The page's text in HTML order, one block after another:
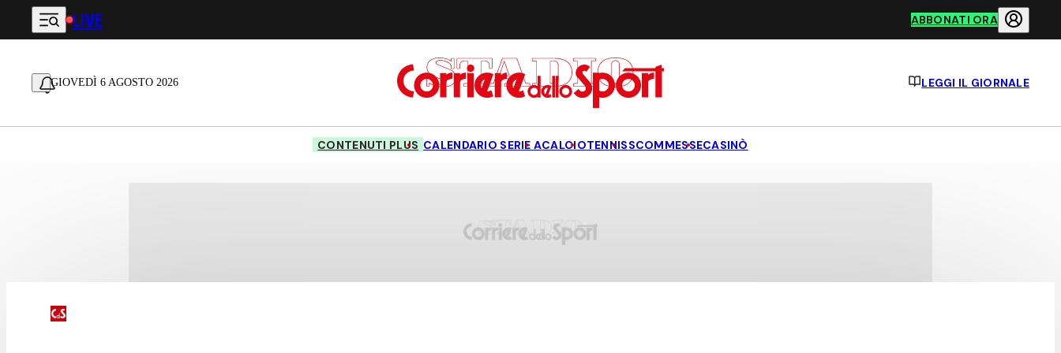
Vai al contenuto principale
LIVE ABBONATI ORA
GIOVEDÌ 6 AGOSTO 2026 LEGGI IL GIORNALE
CONTENUTI PLUS CALENDARIO SERIE ACALCIOTENNISSCOMMESSECASINÒ